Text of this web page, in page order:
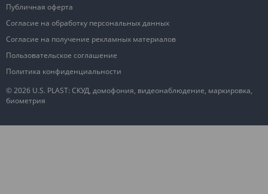
© 2026 U.S. PLAST: СКУД, домофония, видеонаблюдение, маркировка,
биометрия
Публичная оферта
Согласие на обработку персональных данных
Согласие на получение рекламных материалов
Пользовательское соглашение
Политика конфиденциальности